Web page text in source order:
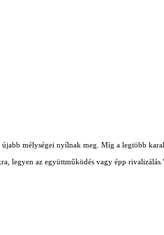
mélységei nyílnak meg. Míg a legtöbb
legyen az együttműködés vagy épp